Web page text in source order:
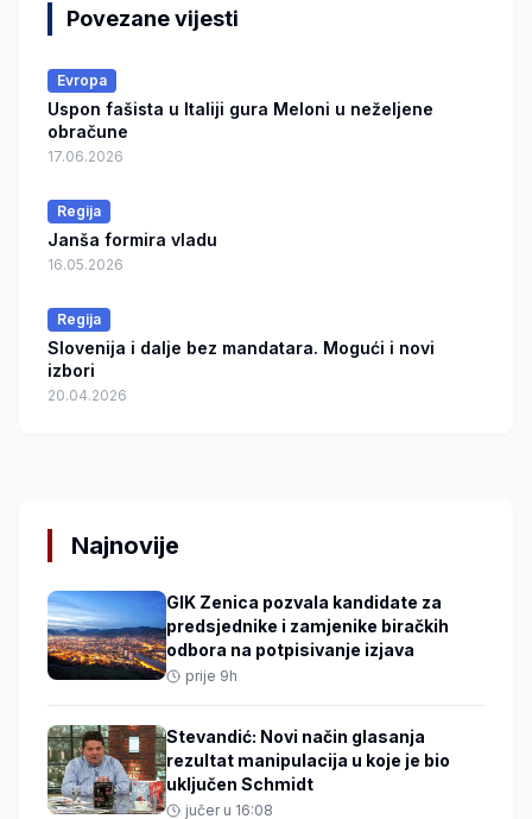
Povezane vijesti
Evropa
Uspon fašista u Italiji gura Meloni u neželjene
obračune
17.06.2026
Regija
Janša formira vladu
16.05.2026
Regija
Slovenija i dalje bez mandatara. Mogući i novi
izbori
20.04.2026
Najnovije
GIK Zenica pozvala kandidate za
predsjednike i zamjenike biračkih
odbora na potpisivanje izjava
prije 9h
Stevandić: Novi način glasanja
rezultat manipulacija u koje je bio
uključen Schmidt
jučer u 16:08